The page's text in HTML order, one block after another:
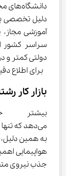
دلیل تخصصی
آموزشی
برای اطلاع دقیق‌تر به دفترچه انتخاب رشته
بازار کار
بیشتر
جذب نیروی متخصص